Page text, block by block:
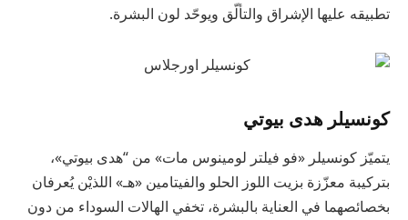
تطبيقه عليها الإشراق والتألّق ويوحّد لون البشرة.
كونسيلر هدى بيوتي
يتميّز كونسيلر «فو فيلتر لومينوس مات» من “هدى بيوتي»،
بتركيبة معزّزة بزيت اللوز الحلو والفيتامين «هـ» اللذيْن يُعرفان
بخصائصهما في العناية بالبشرة، تخفي الهالات السوداء من دون